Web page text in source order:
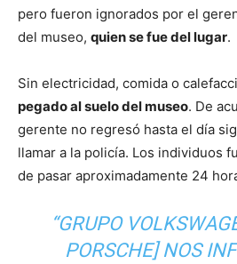
pero fueron ignorados por el
del museo, quien se fue del lugar.
Sin electricidad, comida o
pegado al suelo del museo. De
gerente no regresó hasta el día
llamar a la policía. Los individuos
de pasar aproximadamente 24
“GRUPO
PORSCHE] NOS